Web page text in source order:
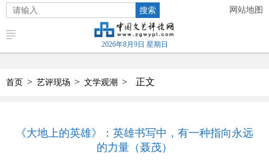
搜索 网站地图
2026年8月9日 星期日
首页 > 艺评现场 > 文学观潮 > 正文
《大地上的英雄》：英雄书写中，有一种指向永远
的力量（聂茂）